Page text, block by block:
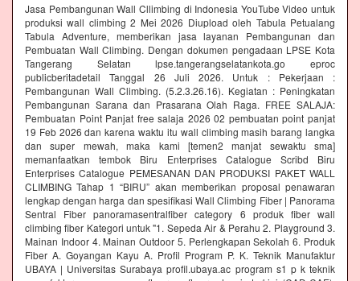
Jasa Pembangunan Wall Cllimbing di Indonesia YouTube Video untuk
produksi wall climbing 2 Mei 2026 Diupload oleh Tabula Petualang
Tabula Adventure, memberikan jasa layanan Pembangunan dan
Pembuatan Wall Climbing. Dengan dokumen pengadaan LPSE Kota
Tangerang Selatan lpse.tangerangselatankota.go eproc
publicberitadetail Tanggal 26 Juli 2026. Untuk : Pekerjaan :
Pembangunan Wall Climbing. (5.2.3.26.16). Kegiatan : Peningkatan
Pembangunan Sarana dan Prasarana Olah Raga. FREE SALAJA:
Pembuatan Point Panjat free salaja 2026 02 pembuatan point panjat
19 Feb 2026 dan karena waktu itu wall climbing masih barang langka
dan super mewah, maka kami [temen2 manjat sewaktu sma]
memanfaatkan tembok Biru Enterprises Catalogue Scribd Biru
Enterprises Catalogue PEMESANAN DAN PRODUKSI PAKET WALL
CLIMBING Tahap 1 “BIRU” akan memberikan proposal penawaran
lengkap dengan harga dan spesifikasi Wall Climbing Fiber | Panorama
Sentral Fiber panoramasentralfiber category 6 produk fiber wall
climbing fiber Kategori untuk "1. Sepeda Air & Perahu 2. Playground 3.
Mainan Indoor 4. Mainan Outdoor 5. Perlengkapan Sekolah 6. Produk
Fiber A. Goyangan Kayu A. Profil Program P. K. Teknik Manufaktur
UBAYA | Universitas Surabaya profil.ubaya.ac program s1 p k teknik